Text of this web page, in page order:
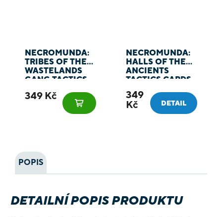
NECROMUNDA:
TRIBES OF THE
WASTELANDS
GANG TACTICS
349 Kč
NECROMUNDA:
HALLS OF THE
ANCIENTS
TACTICS CARDS
349
Kč
DETAIL
POPIS
DETAILNÍ POPIS PRODUKTU